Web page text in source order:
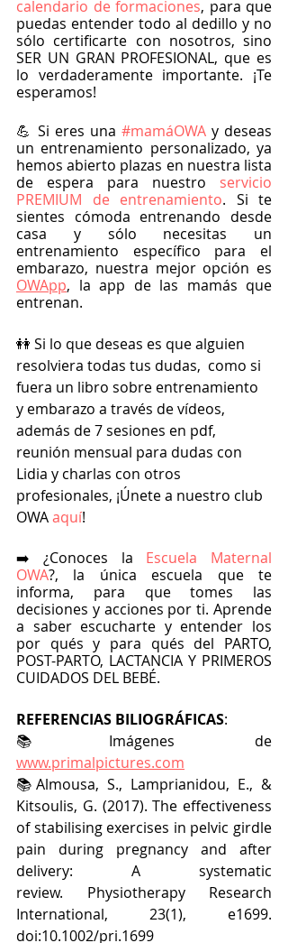
calendario de formaciones, para que
puedas entender todo al dedillo y no
sólo certificarte con nosotros, sino
SER UN GRAN PROFESIONAL, que es
lo verdaderamente importante. ¡Te
esperamos!
💪 Si eres una #mamáOWA y deseas
un entrenamiento personalizado, ya
hemos abierto plazas en nuestra lista
de espera para nuestro servicio
PREMIUM de entrenamiento. Si te
sientes cómoda entrenando desde
casa y sólo necesitas un
entrenamiento específico para el
OWApp, la app de las mamás que
entrenan.
👭 Si lo que deseas es que alguien
resolviera todas tus dudas,  como si
fuera un libro sobre entrenamiento
y embarazo a través de vídeos,
además de 7 sesiones en pdf,
reunión mensual para dudas con
Lidia y charlas con otros
profesionales, ¡Únete a nuestro club
OWA aquí!
➡️ ¿Conoces la Escuela Maternal
OWA?, la única escuela que te
informa, para que tomes las
decisiones y acciones por ti. Aprende
a saber escucharte y entender los
por qués y para qués del PARTO,
POST-PARTO, LACTANCIA Y PRIMEROS
CUIDADOS DEL BEBÉ.
REFERENCIAS BILIOGRÁFICAS:
www.primalpictures.com
📚Almousa, S., Lamprianidou, E., &
Kitsoulis, G. (2017). The effectiveness
of stabilising exercises in pelvic girdle
pain during pregnancy and after
delivery: A systematic
review. Physiotherapy Research
International, 23(1), e1699.
doi:10.1002/pri.1699